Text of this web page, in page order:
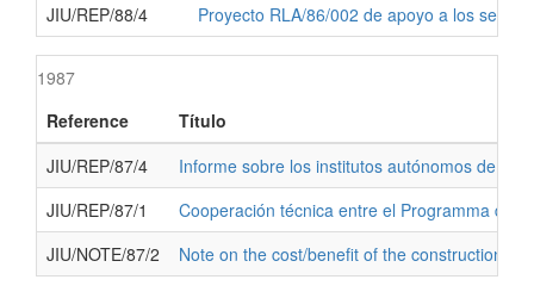
JIU/REP/88/4
Proyecto RLA/86/002 de apoyo a los
1987
Reference
Título
JIU/REP/87/4
Informe sobre los institutos autónomos de
JIU/REP/87/1
Cooperación técnica entre el Programma de
JIU/NOTE/87/2
Note on the cost/benefit of the construction of